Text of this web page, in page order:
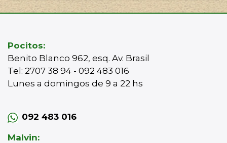
Pocitos:
Benito Blanco 962, esq. Av. Brasil
Tel: 2707 38 94 - 092 483 016
Lunes a domingos de 9 a 22 hs
092 483 016
Malvin: